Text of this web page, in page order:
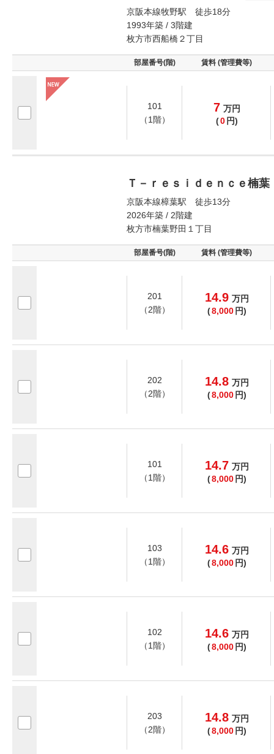
京阪本線牧野駅 徒歩18分
1993年築 / 3階建
枚方市西船橋２丁目
部屋番号(階) 賃料 (管理費等)
101
（1階）
7 万円
(0 円)
Ｔ－ｒｅｓｉｄｅｎｃｅ楠葉
京阪本線樟葉駅 徒歩13分
2026年築 / 2階建
枚方市楠葉野田１丁目
部屋番号(階) 賃料 (管理費等)
201
（2階）
14.9 万円
(8,000 円)
202
（2階）
14.8 万円
(8,000 円)
101
（1階）
14.7 万円
(8,000 円)
103
（1階）
14.6 万円
(8,000 円)
102
（1階）
14.6 万円
(8,000 円)
203
（2階）
14.8 万円
(8,000 円)